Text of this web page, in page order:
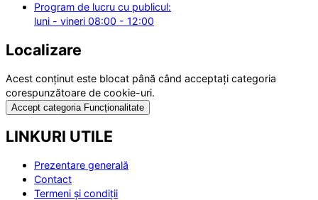
Program de lucru cu publicul:
luni - vineri 08:00 - 12:00
Localizare
Acest conținut este blocat până când acceptați categoria
corespunzătoare de cookie-uri.
Accept categoria Funcționalitate
LINKURI UTILE
Prezentare generală
Contact
Termeni și condiții